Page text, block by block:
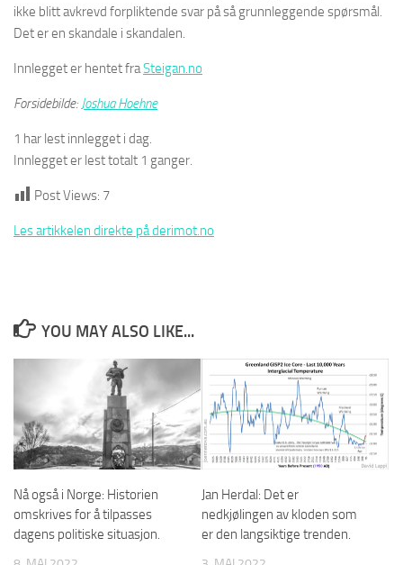
ikke blitt avkrevd forpliktende svar på så grunnleggende spørsmål.
Det er en skandale i skandalen.
Innlegget er hentet fraSteigan.no
Forsidebilde: Joshua Hoehne
1 har lest innlegget i dag.
Innlegget er lest totalt 1 ganger.
Post Views: 7
Les artikkelen direkte på derimot.no
YOU MAY ALSO LIKE...
Nå også i Norge: Historien
omskrives for å tilpasses
dagens politiske situasjon.
Jan Herdal: Det er
nedkjølingen av kloden som
er den langsiktige trenden.